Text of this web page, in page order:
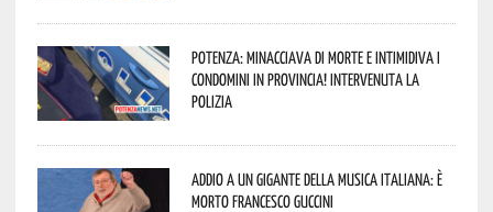
Potenza: minacciava di morte e intimidiva i
condomini in provincia! Intervenuta la
Polizia
Addio a un gigante della musica italiana: è
morto Francesco Guccini